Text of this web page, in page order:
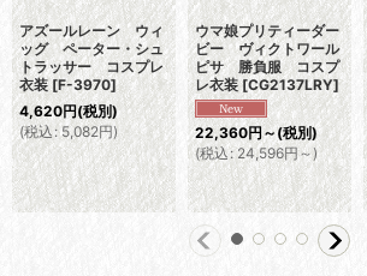
アズールレーン ウィ
ッグ ペーター・シュ
トラッサー コスプレ
衣装 [F-3970]
4,620円(税別)
(税込 : 5,082円)
ウマ娘プリティーダー
ビー ヴィクトワール
ピサ 勝負服 コスプ
レ衣装 [CG2137LRY]
22,360円～(税別)
(税込: 24,596円～)